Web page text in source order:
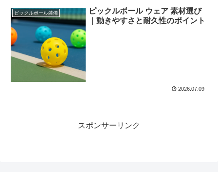
ピックルボール装備
ピックルボール ウェア 素材選び
｜動きやすさと耐久性のポイント
2026.07.09
スポンサーリンク